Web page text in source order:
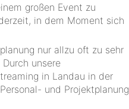
großen Event zu
in dem Moment sich
nur allzu oft zu sehr
unsere
in Landau in der
und Projektplanung